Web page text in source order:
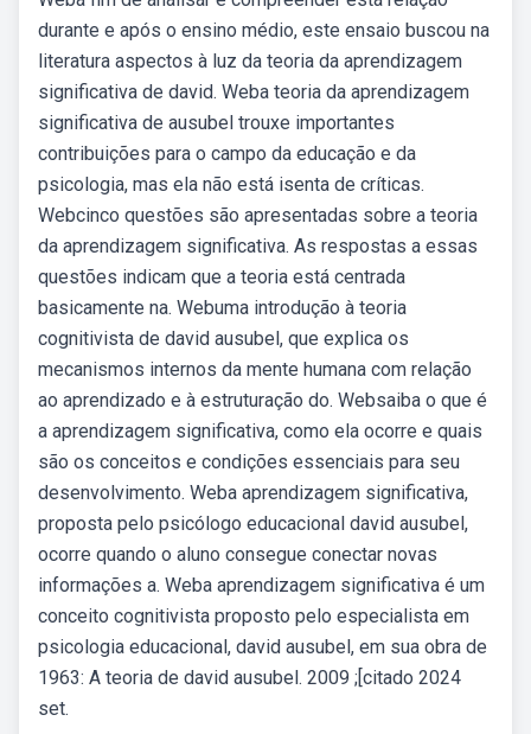
durante e após o ensino médio, este ensaio buscou na
literatura aspectos à luz da teoria da aprendizagem
significativa de david. Weba teoria da aprendizagem
significativa de ausubel trouxe importantes
contribuições para o campo da educação e da
psicologia, mas ela não está isenta de críticas.
Webcinco questões são apresentadas sobre a teoria
da aprendizagem significativa. As respostas a essas
questões indicam que a teoria está centrada
basicamente na. Webuma introdução à teoria
cognitivista de david ausubel, que explica os
mecanismos internos da mente humana com relação
ao aprendizado e à estruturação do. Websaiba o que é
a aprendizagem significativa, como ela ocorre e quais
são os conceitos e condições essenciais para seu
desenvolvimento. Weba aprendizagem significativa,
proposta pelo psicólogo educacional david ausubel,
ocorre quando o aluno consegue conectar novas
informações a. Weba aprendizagem significativa é um
conceito cognitivista proposto pelo especialista em
psicologia educacional, david ausubel, em sua obra de
1963: A teoria de david ausubel. 2009 ;[citado 2024
set.